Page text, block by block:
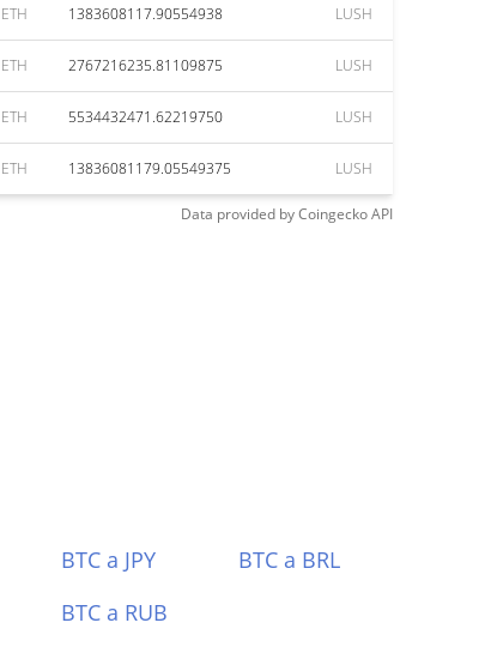
ETH 1383608117.90554938 LUSH
ETH 2767216235.81109875 LUSH
ETH 5534432471.62219750 LUSH
ETH 13836081179.05549375 LUSH
Data provided byCoingeckoAPI
BTC a JPY
BTC a BRL
BTC a RUB